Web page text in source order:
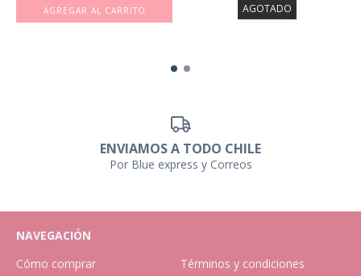
AGOTADO
ENVIAMOS A TODO CHILE
Por Blue express y Correos
NAVEGACIÓN
Cómo comprar
Términos y condiciones